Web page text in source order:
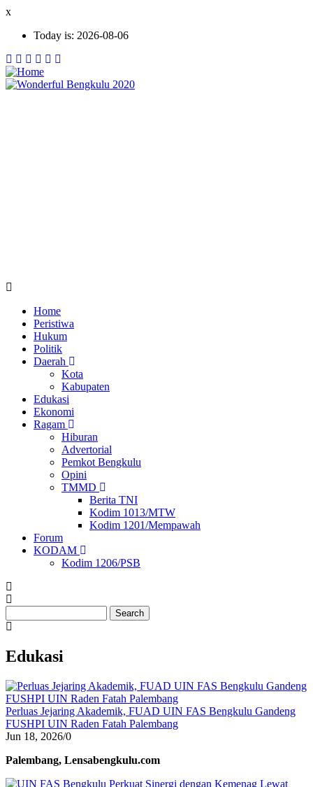
Skip
main
x
Today is: 2026-08-06
Ekonomi
Home
Peristiwa
Hukum
Politik
Daerah
Kota
Kabupaten
Edukasi
Ekonomi
Ragam
Hiburan
Advertorial
Pemkot Bengkulu
Opini
TMMD
Berita TNI
Kodim 1013/MTW
Kodim 1201/Mempawah
Forum
KODAM
Kodim 1206/PSB
Edukasi
Perluas Jejaring Akademik, FUAD UIN FAS Bengkulu Gandeng
FUSHPI UIN Raden Fatah Palembang
Jun 18, 2026/0
Palembang, Lensabengkulu.com